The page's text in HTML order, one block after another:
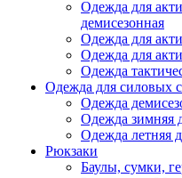
Одежда для
демисезонная
Одежда для
Одежда для
Одежда
Одежда для силовых
Одежда
Одежда зимняя
Одежда летняя
Рюкзаки
Баулы, сумки,